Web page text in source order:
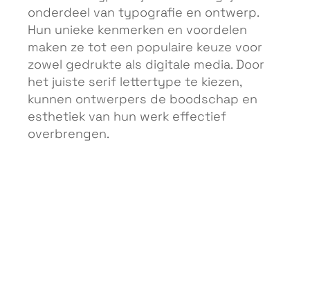
onderdeel van typografie en ontwerp.
Hun unieke kenmerken en voordelen
maken ze tot een populaire keuze voor
zowel gedrukte als digitale media. Door
het juiste serif lettertype te kiezen,
kunnen ontwerpers de boodschap en
esthetiek van hun werk effectief
overbrengen.